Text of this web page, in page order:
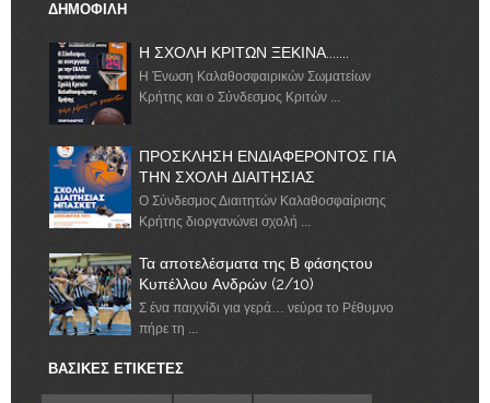
ΔΗΜΟΦΙΛΗ
Η ΣΧΟΛΗ ΚΡΙΤΩΝ ΞΕΚΙΝΑ.......
Η Ένωση Καλαθοσφαιρικών Σωματείων
Κρήτης και ο Σύνδεσμος Κριτών ...
ΠΡΟΣΚΛΗΣΗ ΕΝΔΙΑΦΕΡΟΝΤΟΣ ΓΙΑ
ΤΗΝ ΣΧΟΛΗ ΔΙΑΙΤΗΣΙΑΣ
Ο Σύνδεσμος Διαιτητών Καλαθοσφαίρισης
Κρήτης διοργανώνει σχολή ...
Τα αποτελέσματα της Β φάσηςτου
Κυπέλλου Ανδρών (2/10)
Σ ένα παιχνίδι για γερά… νεύρα το Ρέθυμνο
πήρε τη ...
ΒΑΣΙΚΕΣ ΕΤΙΚΕΤΕΣ